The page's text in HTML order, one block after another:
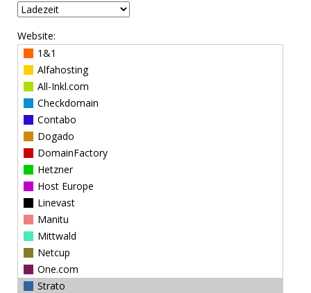
Website:
1&1
Alfahosting
All-Inkl.com
Checkdomain
Contabo
Dogado
DomainFactory
Hetzner
Host Europe
Linevast
Manitu
Mittwald
Netcup
One.com
Strato